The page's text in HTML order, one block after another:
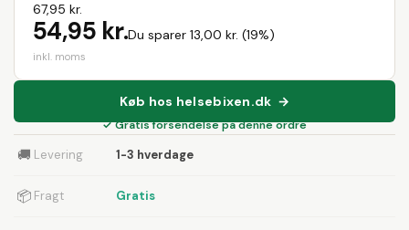
67,95 kr.
54,95 kr.Du sparer 13,00 kr. (19%)
inkl. moms
Køb hos helsebixen.dk →
✓ Gratis forsendelse på denne ordre
🚚 Levering 1-3 hverdage
📦 Fragt Gratis